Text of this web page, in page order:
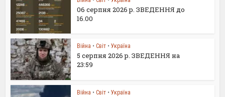
06 серпня 2026 р. ЗВЕДЕННЯ до
16.00
Війна • Світ • Україна
5 серпня 2026 р. ЗВЕДЕННЯ на
23:59
Війна • Світ • Україна